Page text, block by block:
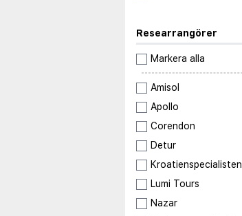
Researrangörer
Markera alla
Amisol
Apollo
Corendon
Detur
Kroatienspecialisten
Lumi Tours
Nazar